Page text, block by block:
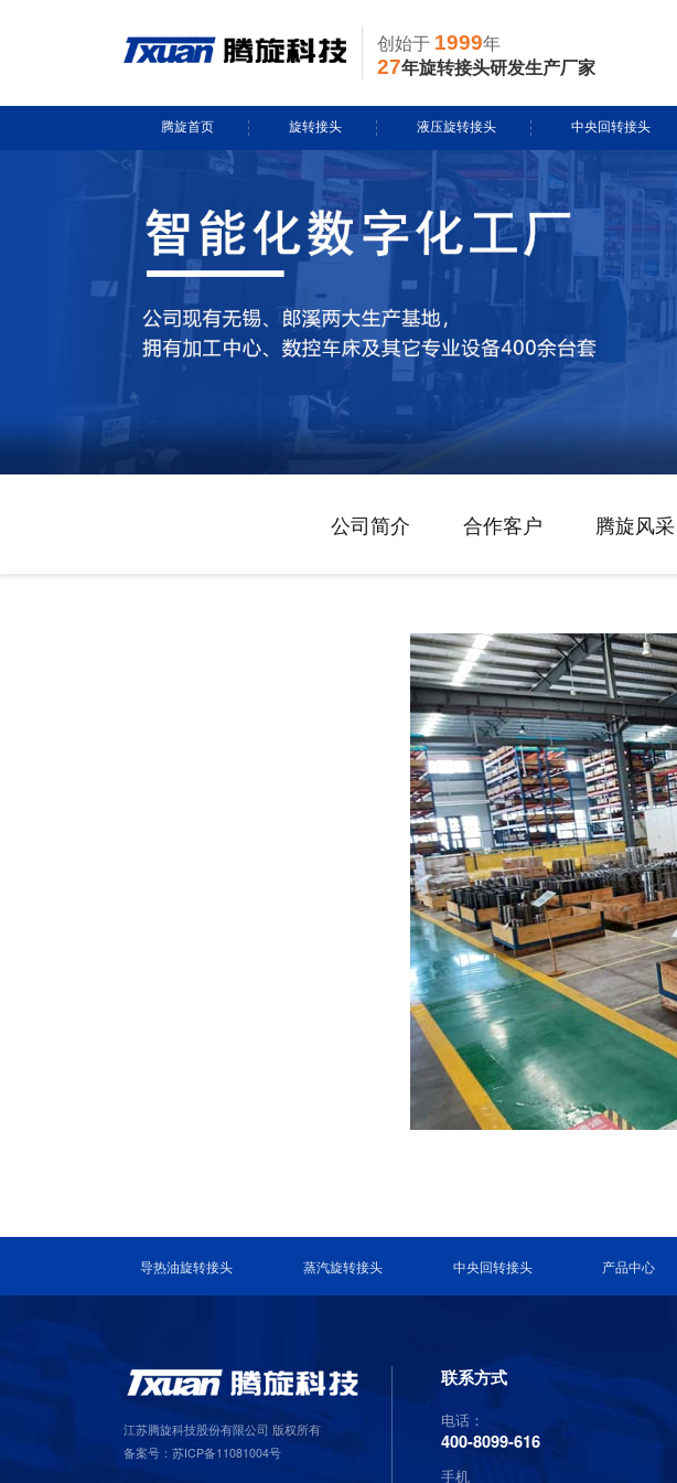
创始于 1999年
27年旋转接头研发生产厂家
腾旋首页 旋转接头
水用旋转接头
导热油旋转接头
蒸汽旋转接头
切削液旋转接头
液压旋转接头
风电液压滑环
关节接头
中央回转接头
挖掘机旋转接头
消防车旋转接头
公司简介 合作客户 腾旋风采
导热油旋转接头 蒸汽旋转接头 中央回转接头 产品中心
江苏腾旋科技股份有限公司 版权所有
备案号：苏ICP备11081004号
联系方式
电话：
400-8099-616
手机